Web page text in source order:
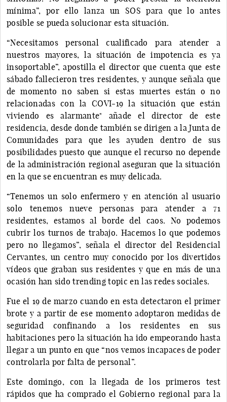
mínima”, por ello lanza un SOS para que lo antes
posible se pueda solucionar esta situación.
“Necesitamos personal cualificado para atender a
nuestros mayores, la situación de impotencia es ya
insoportable”, apostilla el director que cuenta que este
sábado fallecieron tres residentes, y aunque señala que
de momento no saben si estas muertes están o no
relacionadas con la COVI-19 la situación que están
viviendo es alarmante" añade el director de este
residencia, desde donde también se dirigen a la Junta de
Comunidades para que les ayuden dentro de sus
posibilidades puesto que aunque el recurso no depende
de la administración regional aseguran que la situación
en la que se encuentran es muy delicada.
“Tenemos un solo enfermero y en atención al usuario
solo tenemos nueve personas para atender a 71
residentes, estamos al borde del caos. No podemos
cubrir los turnos de trabajo. Hacemos lo que podemos
pero no llegamos”, señala el director del Residencial
Cervantes, un centro muy conocido por los divertidos
vídeos que graban sus residentes y que en más de una
ocasión han sido trending topic en las redes sociales.
Fue el 19 de marzo cuando en esta detectaron el primer
brote y a partir de ese momento adoptaron medidas de
seguridad confinando a los residentes en sus
habitaciones pero la situación ha ido empeorando hasta
llegar a un punto en que “nos vemos incapaces de poder
controlarla por falta de personal”.
Este domingo, con la llegada de los primeros test
rápidos que ha comprado el Gobierno regional para la